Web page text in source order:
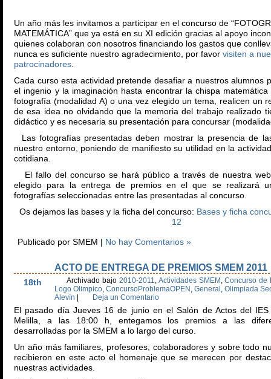
Un año más les invitamos a participar en el concurso de
MATEMÁTICA” que ya está en su XI edición gracias al apoyo
quienes colaboran con nosotros financiando los gastos que
nunca es suficiente nuestro agradecimiento, por favor visiten a
patrocinadores.
Cada curso esta actividad pretende desafiar a nuestros alumnos
el ingenio y la imaginación hasta encontrar la chispa
fotografía (modalidad A) o una vez elegido un tema, realicen un
de esa idea no olvidando que la memoria del trabajo realizado
didáctico y es necesaria su presentación para concursar
Las fotografías presentadas deben mostrar la presencia de
nuestro entorno, poniendo de manifiesto su utilidad en la
cotidiana.
El fallo del concurso se hará público a través de nuestra
elegido para la entrega de premios en el que se realizará
fotografías seleccionadas entre las presentadas al concurso.
Os dejamos las bases y la ficha del concurso: Bases y ficha
12
Publicado por SMEM | No hay Comentarios »
18th
ACTO DE ENTREGA DE PREMIOS SMEM 2011
Archivado bajo 2010-2011, Actividades SMEM ,Concurso de
Logo Olimpico, ConcursoProblemaOPEN , General , Olimpiada
Alevín
Deja un Comentario
El pasado día Jueves 16 de junio en el Salón de Actos del
Melilla, a las 18:00 h, entegamos los premios a las
desarrolladas por la SMEM a lo largo del curso.
Un año más familiares, profesores, colaboradores y sobre todo
recibieron en este acto el homenaje que se merecen por
nuestras actividades.